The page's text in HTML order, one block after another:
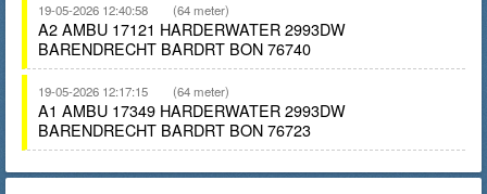
19-05-2026 12:40:58 (64 meter)
A2 AMBU 17121 HARDERWATER 2993DW
BARENDRECHT BARDRT BON 76740
19-05-2026 12:17:15 (64 meter)
A1 AMBU 17349 HARDERWATER 2993DW
BARENDRECHT BARDRT BON 76723